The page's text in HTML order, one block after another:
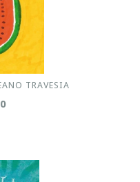
TRAVESIA